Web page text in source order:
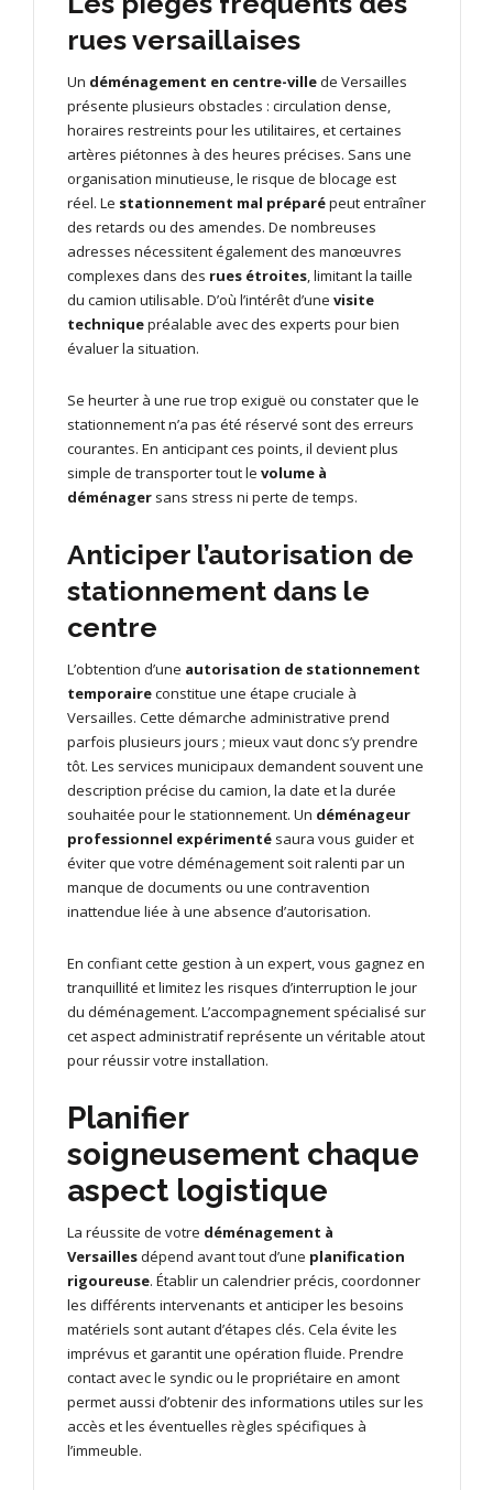
rues versaillaises
Un déménagement en centre-villede Versailles
présente plusieurs obstacles : circulation dense,
horaires restreints pour les utilitaires, et certaines
artères piétonnes à des heures précises. Sans une
organisation minutieuse, le risque de blocage est
réel. Le stationnement mal préparépeut entraîner
des retards ou des amendes. De nombreuses
adresses nécessitent également des manœuvres
complexes dans des rues étroites, limitant la taille
du camion utilisable. D’où l’intérêt d’une visite
techniquepréalable avec des experts pour bien
évaluer la situation.
Se heurter à une rue trop exiguë ou constater que le
stationnement n’a pas été réservé sont des erreurs
courantes. En anticipant ces points, il devient plus
simple de transporter tout le volume à
déménager sans stress ni perte de temps.
Anticiper l’autorisation de
stationnement dans le
centre
L’obtention d’une autorisation de stationnement
temporaireconstitue une étape cruciale à
Versailles. Cette démarche administrative prend
parfois plusieurs jours ; mieux vaut donc s’y prendre
tôt. Les services municipaux demandent souvent une
description précise du camion, la date et la durée
souhaitée pour le stationnement. Un déménageur
professionnel expérimenté saura vous guider et
éviter que votre déménagement soit ralenti par un
manque de documents ou une contravention
inattendue liée à une absence d’autorisation.
En confiant cette gestion à un expert, vous gagnez en
tranquillité et limitez les risques d’interruption le jour
du déménagement. L’accompagnement spécialisé sur
cet aspect administratif représente un véritable atout
pour réussir votre installation.
Planifier
soigneusement chaque
aspect logistique
La réussite de votre déménagement à
Versaillesdépend avant tout d’une planification
rigoureuse. Établir un calendrier précis, coordonner
les différents intervenants et anticiper les besoins
matériels sont autant d’étapes clés. Cela évite les
imprévus et garantit une opération fluide. Prendre
contact avec le syndic ou le propriétaire en amont
permet aussi d’obtenir des informations utiles sur les
accès et les éventuelles règles spécifiques à
l’immeuble.